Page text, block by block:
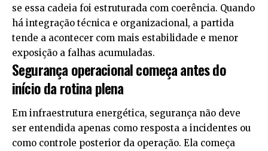
se essa cadeia foi estruturada com coerência. Quando
há integração técnica e organizacional, a partida
tende a acontecer com mais estabilidade e menor
exposição a falhas acumuladas.
Segurança operacional começa antes do
início da rotina plena
Em infraestrutura energética, segurança não deve
ser entendida apenas como resposta a incidentes ou
como controle posterior da operação. Ela começa